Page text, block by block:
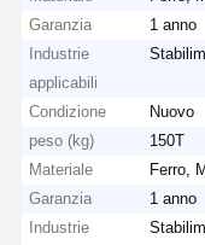
Garanzia
1 anno
Industrie
applicabili
Condizione
Nuovo
peso (kg)
150T
Materiale
Ferro,
Garanzia
1 anno
Industrie